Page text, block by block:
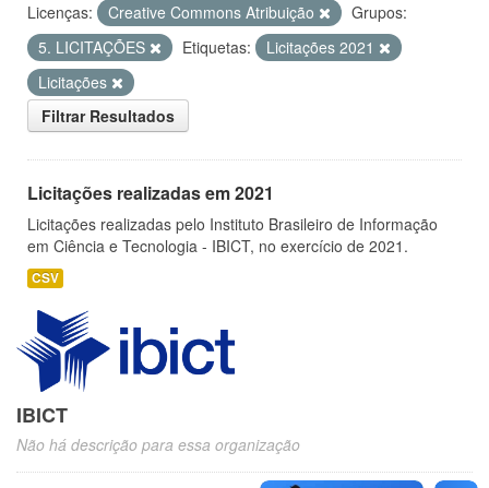
Licenças: Creative Commons Atribuição
Grupos:
5. LICITAÇÕES
Etiquetas:
Licitações 2021
Licitações
Filtrar Resultados
Licitações realizadas em 2021
Licitações realizadas pelo Instituto Brasileiro de Informação
em Ciência e Tecnologia - IBICT, no exercício de 2021.
CSV
IBICT
Não há descrição para essa organização